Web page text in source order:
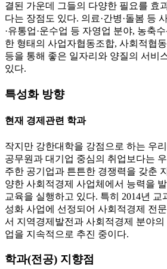
결된 가운데 그들의 다양한 필요를 효
다는 장점도 있다. 의료·간병·돌봄 등
·유통업·운수업 등 자영업 분야, 농축
한 형태의 사업자협동조합, 사회적협
등을 통해 좋은 일자리와 양질의 서비
있다.
특성화 방향
현재 경제관련 학과
작지만 강한대학을 강점으로 하는 우
공무원과 대기업 중심의 취업보다는
주한 공기업과 튼튼한 경쟁력을 갖춘
양한 사회적경제 사업체에서 능력을
교육을 실행하고 있다. 특히 2014년 교
성화 사업에 선정되어 사회적경제 전
서 지역경제발전과 사회적경제 분야
업을 지속적으로 추진 중이다.
학과(전공) 지향점